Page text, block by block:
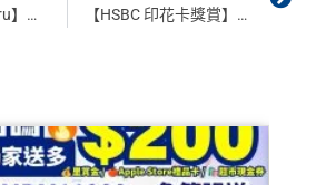
【HSBC Travel Guru】用滙豐Visa Signature賺外幣簽賬高達9.6%獎賞錢！賺里數就用滙豐EveryMile低至$0.59/里！ 【HSBC 印花卡獎賞】憑滙豐信用卡於指定商戶簽賬並透過滙豐Reward+印花卡獎賞功能享高達額外$100「獎賞錢」！